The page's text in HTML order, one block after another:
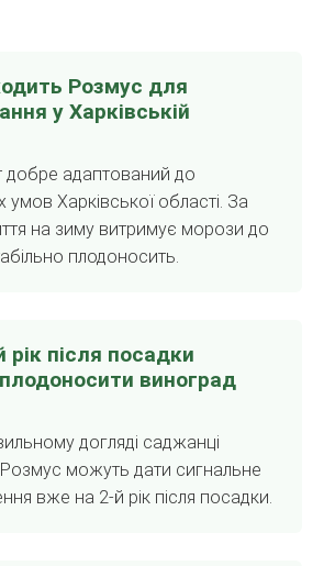
Розмус для
у Харківській
добре адаптований до
умов Харківської області. За
на зиму витримує морози до
плодоносить.
рік після посадки
виноград
догляді саджанці
можуть дати сигнальне
вже на 2-й рік після посадки.